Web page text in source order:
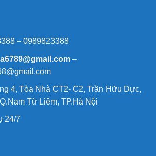
– 0989823388
–
4, Tòa Nhà CT2- C2, Trần Hữu Dực,
Từ Liêm, TP.Hà Nội
24/7